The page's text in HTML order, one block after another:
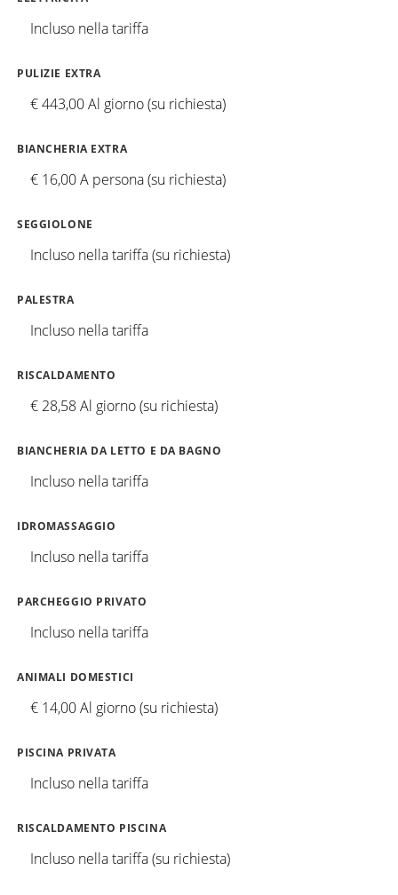
Incluso nella tariffa
PULIZIE EXTRA
€ 443,00 Al giorno (su richiesta)
BIANCHERIA EXTRA
€ 16,00 A persona (su richiesta)
SEGGIOLONE
Incluso nella tariffa (su richiesta)
PALESTRA
Incluso nella tariffa
RISCALDAMENTO
€ 28,58 Al giorno (su richiesta)
BIANCHERIA DA LETTO E DA BAGNO
Incluso nella tariffa
IDROMASSAGGIO
Incluso nella tariffa
PARCHEGGIO PRIVATO
Incluso nella tariffa
ANIMALI DOMESTICI
€ 14,00 Al giorno (su richiesta)
PISCINA PRIVATA
Incluso nella tariffa
RISCALDAMENTO PISCINA
Incluso nella tariffa (su richiesta)